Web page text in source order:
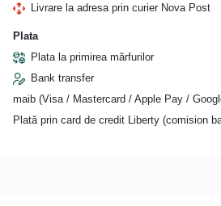
Livrare la adresa prin curier Nova Post
Plata
Plata la primirea mărfurilor
Bank transfer
maib (Visa / Mastercard / Apple Pay /
Plată prin card de credit Liberty (comision